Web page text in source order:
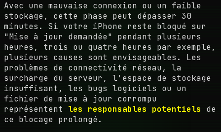
Avec une mauvaise connexion ou un faible
stockage, cette phase peut dépasser 30
minutes. Si votre iPhone reste bloqué sur
"Mise à jour demandée" pendant plusieurs
heures, trois ou quatre heures par exemple,
plusieurs causes sont envisageables. Les
problèmes de connectivité réseau, la
surcharge du serveur, l'espace de stockage
insuffisant, les bugs logiciels ou un
fichier de mise à jour corrompu
représentent les responsables potentiels de
ce blocage prolongé.